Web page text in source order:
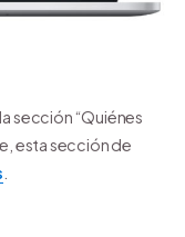
sección “Quiénes
esta sección de